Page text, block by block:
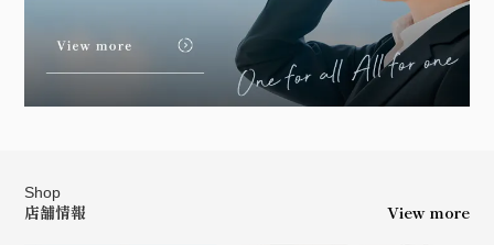
Shop
店舗情報 View more